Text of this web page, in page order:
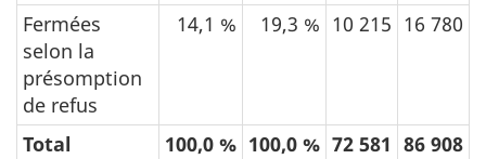
Fermées
selon la
présomption
de refus
14,1 % 19,3 % 10 215 16 780
Total 100,0 % 100,0 % 72 581 86 908